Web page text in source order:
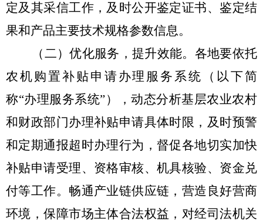
定及其采信工作，及时公开鉴定证书、鉴定结
果和产品主要技术规格参数信息。
（二）优化服务，提升效能。 各地要依托
农机购置补贴申请办理服务系统（以下简
称“办理服务系统”），动态分析基层农业农村
和财政部门办理补贴申请具体时限，及时预警
和定期通报超时办理行为，督促各地切实加快
补贴申请受理、资格审核、机具核验、资金兑
付等工作。畅通产业链供应链，营造良好营商
环境，保障市场主体合法权益，对经司法机关